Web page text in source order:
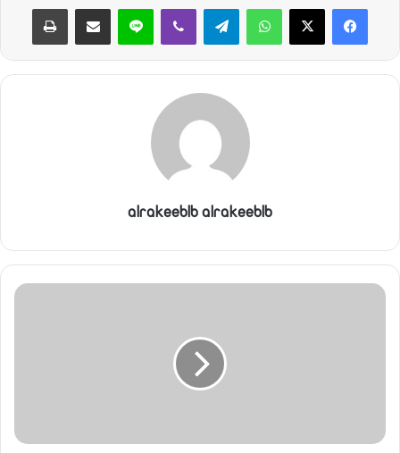
واتساب تيلقرام ڤايبر لاين مشاركة عبر البريد طباعة
alrakeeblb alrakeeblb